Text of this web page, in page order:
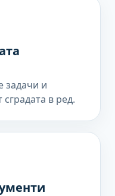
задачи и
в ред.